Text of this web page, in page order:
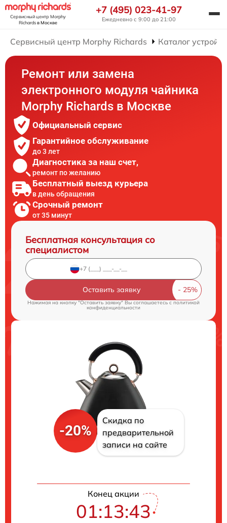
Сервисный центр Morphy
Richardsв Москве
+7 (495) 023-41-97
Ежедневно с 9:00 до 21:00
Сервисный центр Morphy Richards Каталог
Ремонт или замена
электронного модуля чайника
Morphy Richards в Москве
Официальный сервис
Гарантийное обслуживание
до 3 лет
Диагностика за наш счет,
ремонт по желанию
Бесплатный выезд курьера
в день обращения
Срочный ремонт
от 35 минут
Бесплатная консультация со
специалистом
Оставить заявку
Нажимая на кнопку "Оставить заявку" Вы соглашаетесь cполитикой
конфиденциальности
-20%
Скидка по
предварительной
записи на сайте
Конец акции
01:13:41